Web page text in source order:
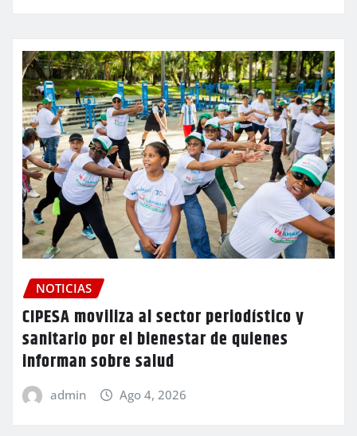
NOTICIAS
CIPESA moviliza al sector periodístico y
sanitario por el bienestar de quienes
informan sobre salud
admin Ago 4, 2026